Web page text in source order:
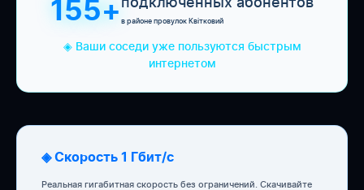
155+ в районе провулок Квітковий
◈ Ваши соседи уже пользуются быстрым
интернетом
◈ Скорость 1 Гбит/с
Реальная гигабитная скорость без ограничений. Скачивайте